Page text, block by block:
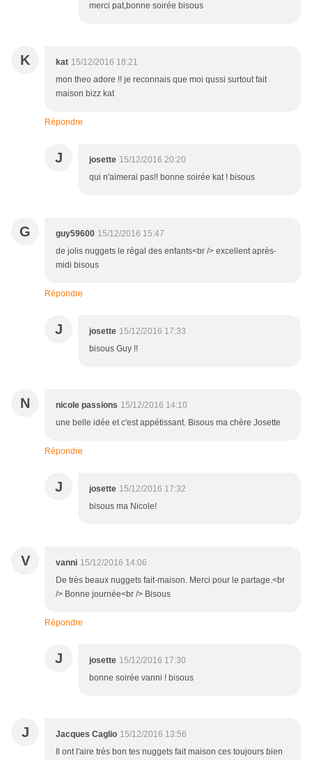
merci pat,bonne soirée bisous
K kat 15/12/2016 18:21
mon theo adore !! je reconnais que moi qussi surtout fait
maison bizz kat
Répondre
J josette 15/12/2016 20:20
qui n'aimerai pas!! bonne soirée kat ! bisous
G guy59600 15/12/2016 15:47
de jolis nuggets le régal des enfants<br /> excellent après-
midi bisous
Répondre
J josette 15/12/2016 17:33
bisous Guy !!
N nicole passions 15/12/2016 14:10
une belle idée et c'est appétissant. Bisous ma chère Josette
Répondre
J josette 15/12/2016 17:32
bisous ma Nicole!
V vanni 15/12/2016 14:06
De très beaux nuggets fait-maison. Merci pour le partage.<br
/> Bonne journée<br /> Bisous
Répondre
J josette 15/12/2016 17:30
bonne soirée vanni ! bisous
J Jacques Caglio 15/12/2016 13:56
Il ont l'aire très bon tes nuggets fait maison ces toujours bien